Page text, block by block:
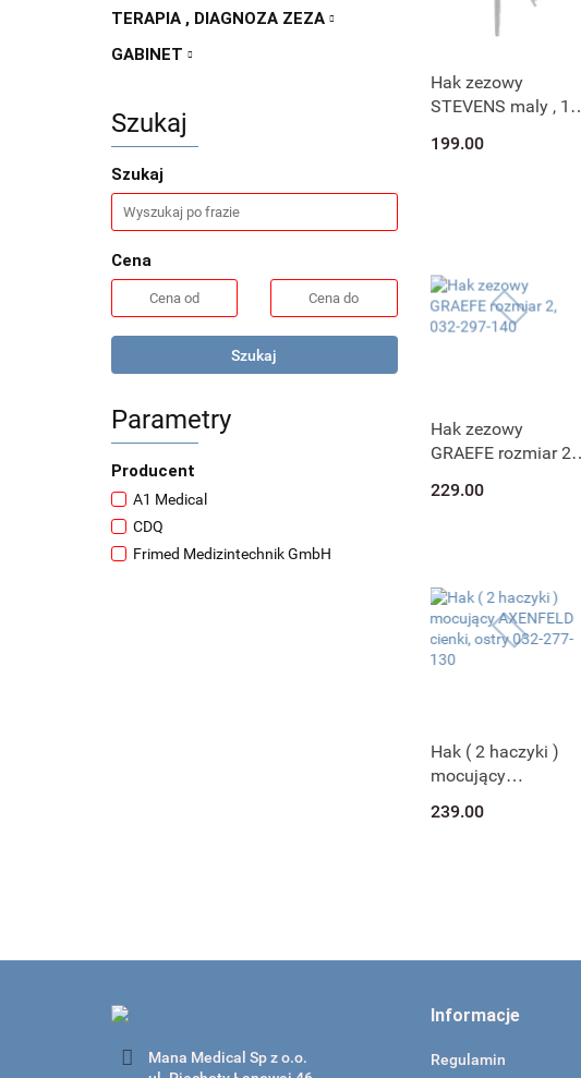
TERAPIA , DIAGNOZA ZEZA
GABINET
Szukaj
Szukaj
Cena
Szukaj
Parametry
Producent
A1 Medical
CDQ
Frimed Medizintechnik GmbH
Hak zezowy
STEVENS maly , 12
199.00
Hak zezowy
GRAEFE rozmiar 2,
229.00
Hak ( 2 haczyki )
mocujący
ostry 032-277-130
239.00
Mana Medical Sp z o.o.
Informacje
Regulamin